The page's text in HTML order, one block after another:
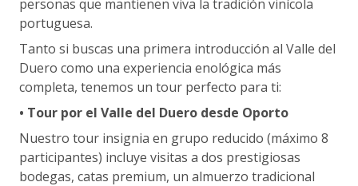
personas que mantienen viva la tradición vinícola
portuguesa.
Tanto si buscas una primera introducción al Valle del
Duero como una experiencia enológica más
completa, tenemos un tour perfecto para ti:
• Tour por el Valle del Duero desde Oporto
Nuestro tour insignia en grupo reducido (máximo 8
participantes) incluye visitas a dos prestigiosas
bodegas, catas premium, un almuerzo tradicional